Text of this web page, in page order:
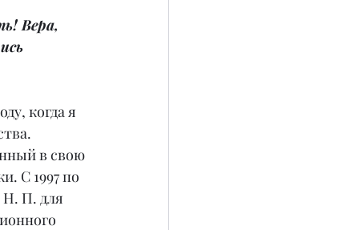
Вера,
когда я
в свою
С 1997 по
Н. П. для